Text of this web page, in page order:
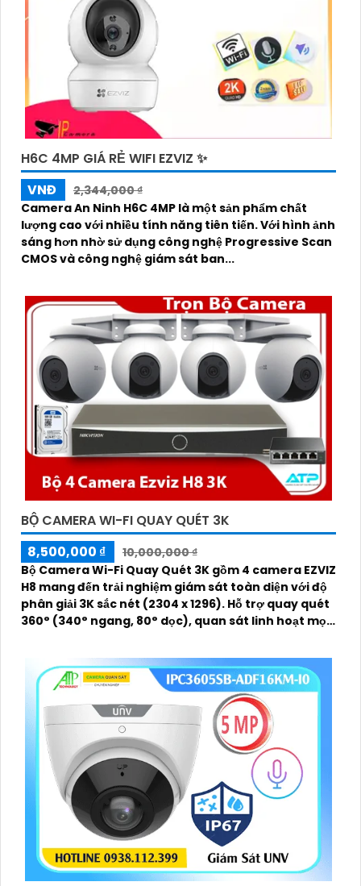
H6C 4MP GIÁ RẺ WIFI EZVIZ ✨
VNĐ
2,344,000 ₫
Camera An Ninh H6C 4MP là một sản phẩm chất
lượng cao với nhiều tính năng tiên tiến. Với hình ảnh
sáng hơn nhờ sử dụng công nghệ Progressive Scan
CMOS và công nghệ giám sát ban...
BỘ CAMERA WI-FI QUAY QUÉT 3K
8,500,000 ₫
10,000,000 ₫
Bộ Camera Wi-Fi Quay Quét 3K gồm 4 camera EZVIZ
H8 mang đến trải nghiệm giám sát toàn diện với độ
phân giải 3K sắc nét (2304 x 1296). Hỗ trợ quay quét
360° (340° ngang, 80° dọc), quan sát linh hoạt mọi